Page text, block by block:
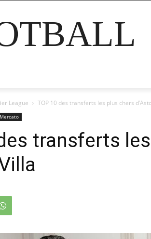
League TOP 10 des transferts les plus chers
Mercato
transferts